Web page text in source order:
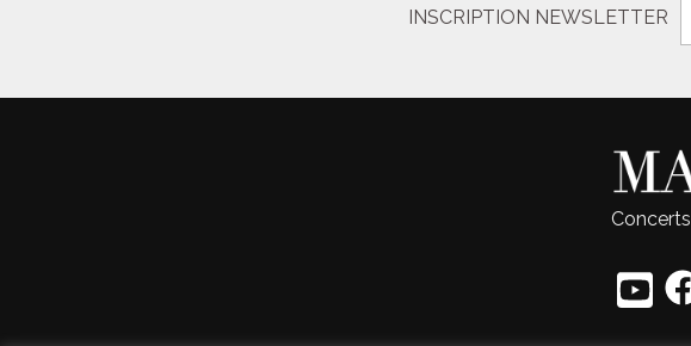
INSCRIPTION NEWSLETTER
Concerts